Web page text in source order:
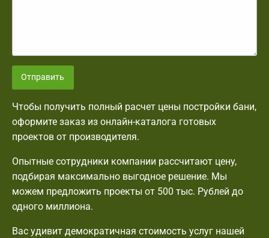
Отправить
Чтобы получить полный расчет цены постройки бани,
оформите заказ из онлайн-каталога готовых
проектов от производителя.
Опытные сотрудники компании рассчитают цену,
подбирая максимально выгодное решение. Мы
можем предложить проекты от 500 тыс. Рублей до
одного миллиона.
Вас удивит демократичная стоимость услуг нашей